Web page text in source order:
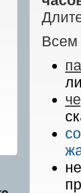
Всем